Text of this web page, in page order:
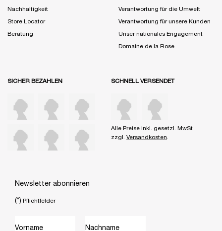
Nachhaltigkeit
Store Locator
Beratung
Verantwortung für die Umwelt
Verantwortung für unsere Kunden
Unser nationales Engagement
Domaine de la Rose
SICHER BEZAHLEN SCHNELL VERSENDET
Alle Preise inkl. gesetzl. MwSt
zzgl. Versandkosten.
Newsletter abonnieren
(*) Pflichtfelder
Vorname Nachname